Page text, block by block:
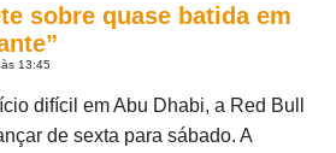
sobre quase batida em
13:45
difícil em Abu Dhabi, a Red Bull
de sexta para sábado. A